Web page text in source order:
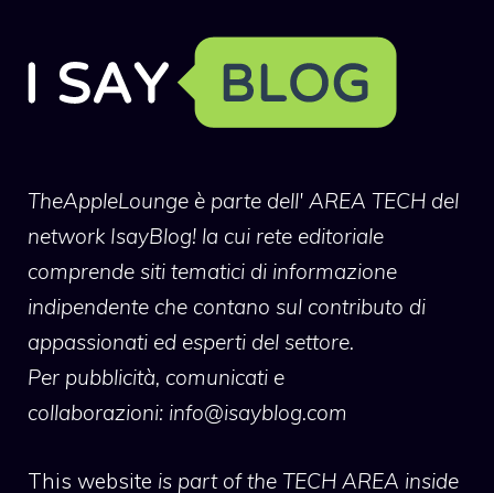
TheAppleLounge è parte dell' AREA TECH del
network IsayBlog! la cui rete editoriale
comprende siti tematici di informazione
indipendente che contano sul contributo di
appassionati ed esperti del settore.
Per pubblicità, comunicati e
collaborazioni: info@isayblog.com
This website is part of the TECH AREA inside